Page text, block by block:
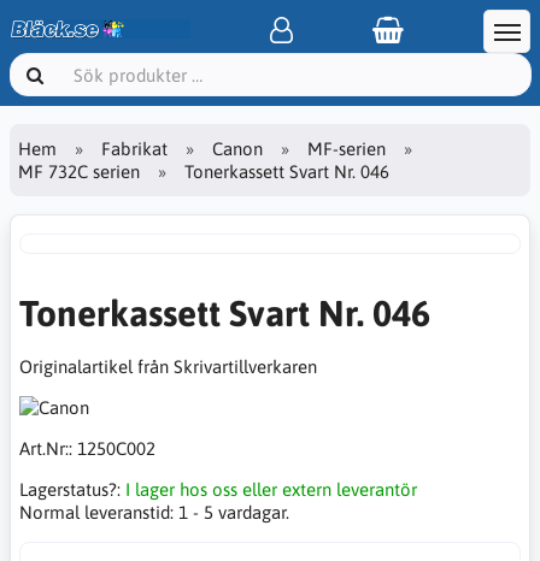
Hem Fabrikat Canon
MF-serien
MF 732C serien
Tonerkassett Svart Nr. 046
Tonerkassett Svart Nr. 046
Originalartikel från Skrivartillverkaren
Art.Nr:: 1250C002
Lagerstatus?: I lager hos oss eller extern leverantör
Normal leveranstid: 1 - 5 vardagar.